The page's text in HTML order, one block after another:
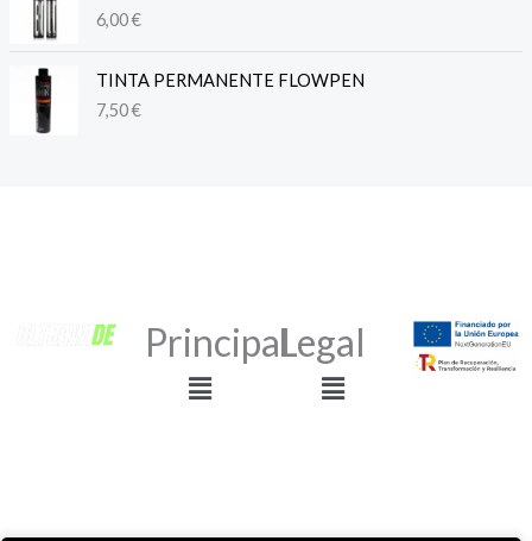
6,00€
TINTA PERMANENTE FLOWPEN
7,50€
Principal
Menú
Legal
Menú